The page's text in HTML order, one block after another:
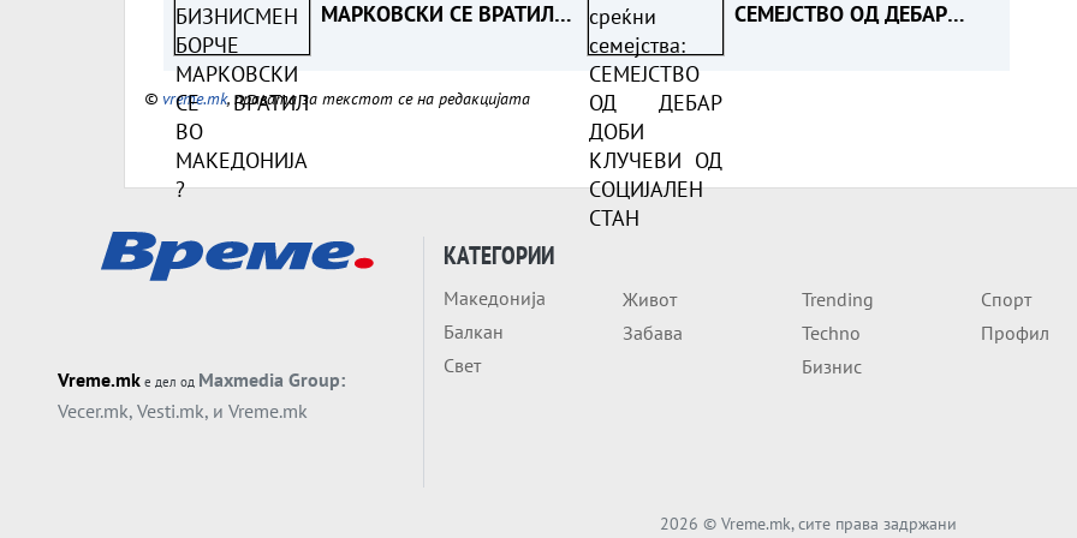
МАРКОВСКИ СЕ ВРАТИЛ
СЕМЕЈСТВО ОД ДЕБАР
© vreme.mk, правата за текстот се на редакцијата
Vreme.mk е дел од Maxmedia Group:
Vecer.mk, Vesti.mk, и Vreme.mk
КАТЕГОРИИ
Македонија
Балкан
Свет
Живот
Забава
Trending
Techno
Бизнис
Спорт
Профил
2026 © Vreme.mk, сите права задржани